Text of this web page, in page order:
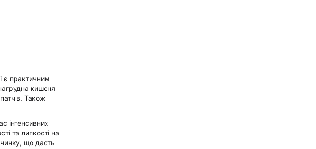
є практичним
кишеня
Також
інтенсивних
та липкості на
що дасть